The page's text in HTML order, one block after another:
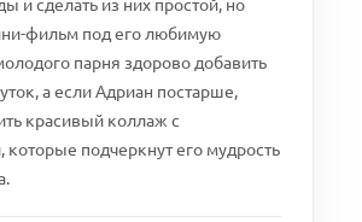
фильм под его любимую
парня здорово добавить
а если Адриан постарше,
красивый коллаж с
подчеркнут его мудрость